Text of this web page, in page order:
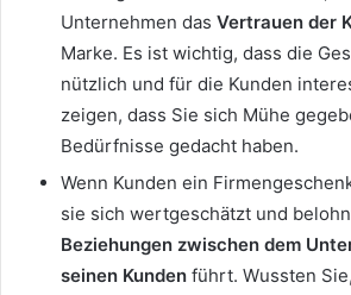
Unternehmen das Vertrauen der
Marke. Es ist wichtig, dass die
nützlich und für die Kunden
zeigen, dass Sie sich Mühe
Bedürfnisse gedacht haben.
Wenn Kunden ein
sie sich wertgeschätzt und
Beziehungen zwischen dem
seinen Kunden führt. Wussten